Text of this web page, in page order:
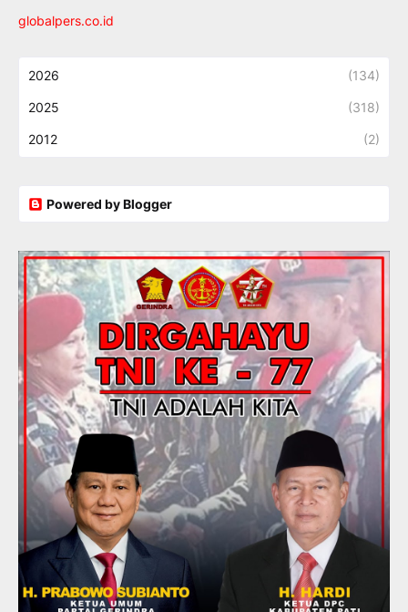
globalpers.co.id
2026 (134)
2025 (318)
2012 (2)
Powered by Blogger